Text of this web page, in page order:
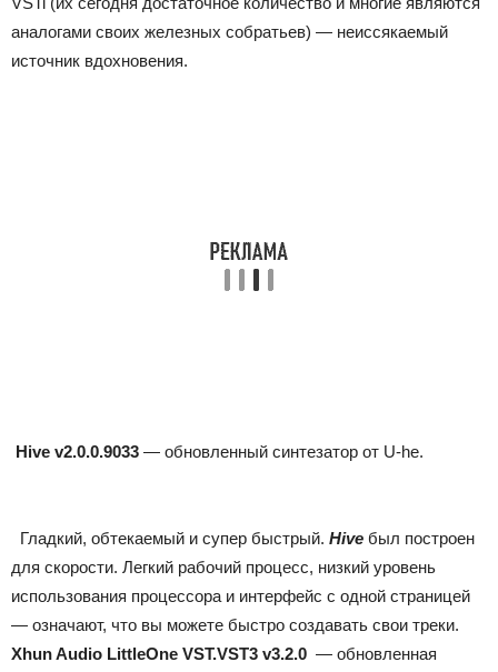
аналогами своих железных собратьев) — неиссякаемый
источник вдохновения.
Hive v2.0.0.9033 — обновленный синтезатор от U-he.
Гладкий, обтекаемый и супер быстрый. Hive был построен
для скорости. Легкий рабочий процесс, низкий уровень
использования процессора и интерфейс с одной страницей
— означают, что вы можете быстро создавать свои треки.
Xhun Audio LittleOne VST.VST3 v3.2.0 — обновленная